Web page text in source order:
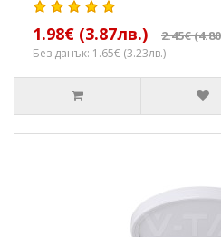
1.98€ (3.87лв.) 2.45€
Без данък: 1.65€ (3.23лв.)